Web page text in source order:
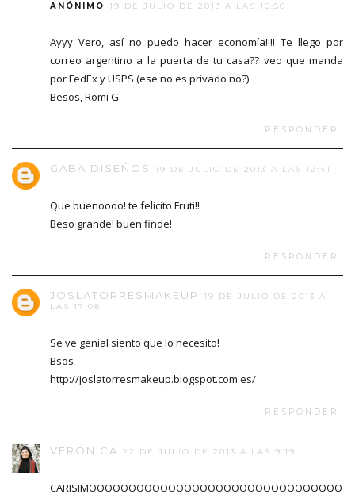
ANÓNIMO 19 DE JULIO DE 2013 A LAS 10:50
Ayyy Vero, así no puedo hacer economía!!!! Te llego por
correo argentino a la puerta de tu casa?? veo que manda
por FedEx y USPS (ese no es privado no?)
Besos, Romi G.
RESPONDER
GABA DISEÑOS 19 DE JULIO DE 2013 A LAS 12:41
Que buenoooo! te felicito Fruti!!
Beso grande! buen finde!
RESPONDER
JOSLATORRESMAKEUP
19 DE JULIO DE 2013 A
LAS 17:08
Se ve genial siento que lo necesito!
Bsos
http://joslatorresmakeup.blogspot.com.es/
RESPONDER
VERÓNICA 22 DE JULIO DE 2013 A LAS 9:19
CARISIMOOOOOOOOOOOOOOOOOOOOOOOOOOOOOOOO